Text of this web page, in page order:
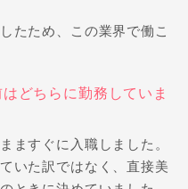
たため、この業界で働こ
どちらに勤務していま
ますぐに入職しました。
いた訳ではなく、直接美